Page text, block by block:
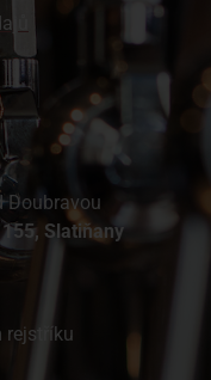
Doubravou
Slatiňany
rejstříku